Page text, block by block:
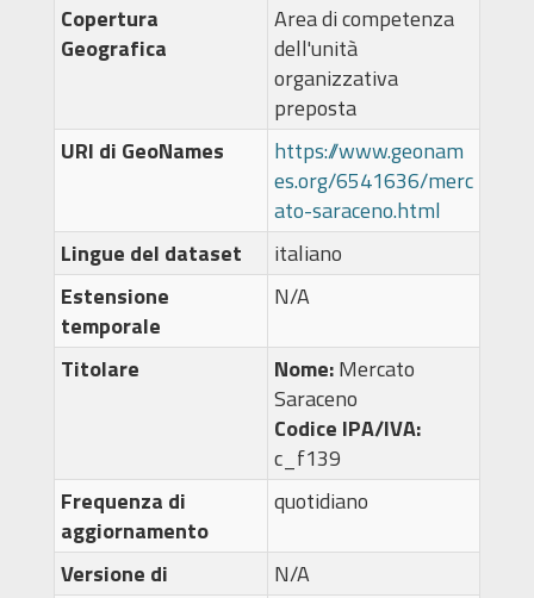
Copertura
Geografica
Area di competenza
dell'unità
organizzativa
preposta
URI di GeoNames
https://www.geonam
es.org/6541636/merc
ato-saraceno.html
Lingue del dataset
italiano
Estensione
temporale
N/A
Titolare Nome:Mercato
Saraceno
Codice IPA/IVA:
c_f139
Frequenza di
aggiornamento
quotidiano
Versione di
N/A